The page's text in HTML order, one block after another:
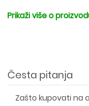
Prikaži više o
Česta pitanja
Zašto kupovati na